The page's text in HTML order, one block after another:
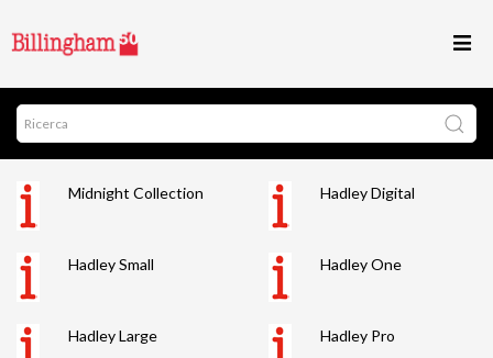
Midnight Collection Hadley Digital
Hadley Small Hadley One
Hadley Large Hadley Pro